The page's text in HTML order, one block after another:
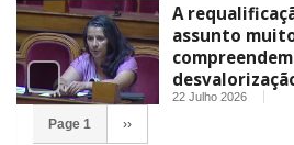
A
assunto
22 Julho 2026
Page 1 ››